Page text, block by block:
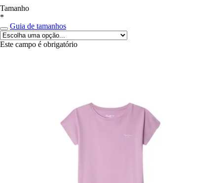
Tamanho
*
Guia de tamanhos
Este campo é obrigatório